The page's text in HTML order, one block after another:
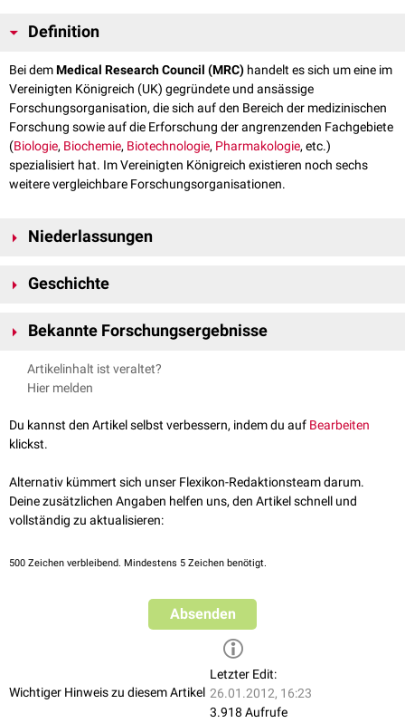
Definition
Bei demMedical Research Council (MRC) handelt es sich um eine im
Vereinigten Königreich (UK) gegründete und ansässige
Forschungsorganisation, die sich auf den Bereich der medizinischen
Forschung sowie auf die Erforschung der angrenzenden Fachgebiete
(Biologie, Biochemie, Biotechnologie, Pharmakologie, etc.)
spezialisiert hat. Im Vereinigten Königreich existieren noch sechs
weitere vergleichbare Forschungsorganisationen.
Niederlassungen
Cambridge
Mill Hill
Gebiet des Vereinigten Königreiches. Der Medical Research Council
(MRC) unterhält des Weiteren Forschungsstationen bzw. Außenstellen in
Geschichte
Medical Research Committee. Seit 1920 nennt sich die Organisation
Bekannte Forschungsergebnisse
Nachweis darüber, dass eine
Entdeckung des Neurotransmitters
Acetylcholin
Entdeckung vom
Lungenkrebs
und dem
Rauchen
Identifikation der Struktur derDNA
Entwicklung der
Magnetresonanztomografie
Entwicklung von monoklonalen Antikörpern
Im MRC organisierte Naturwissenschaftler und Mediziner bringen es bis
Artikelinhalt ist veraltet?
Hier melden
Du kannst den Artikel selbst verbessern, indem du auf Bearbeiten
klickst.
Alternativ kümmert sich unser Flexikon-Redaktionsteam darum.
Deine zusätzlichen Angaben helfen uns, den Artikel schnell und
vollständig zu aktualisieren:
500 Zeichen verbleibend. Mindestens 5 Zeichen benötigt.
Absenden
Wichtiger Hinweis zu diesem Artikel
Letzter Edit:
26.01.2012, 16:23
3.918 Aufrufe